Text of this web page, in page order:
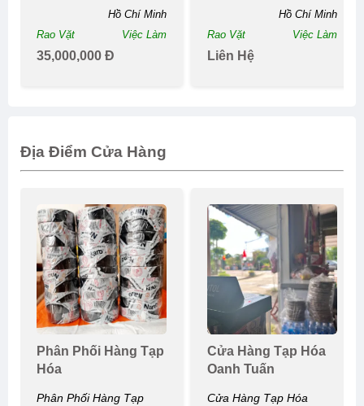
Kinh Doanh Nhà P
Hồ Chí Minh
Rao Vặt
Việc Làm
35,000,000 Đ
Hồ Chí Minh
Rao Vặt
Việc Làm
Liên Hệ
Địa Điểm Cửa Hàng
Phân Phối Hàng Tạp
Hóa
Phân Phối Hàng Tạp
Cửa Hàng Tạp Hóa
Oanh Tuấn
Cửa Hàng Tạp Hóa